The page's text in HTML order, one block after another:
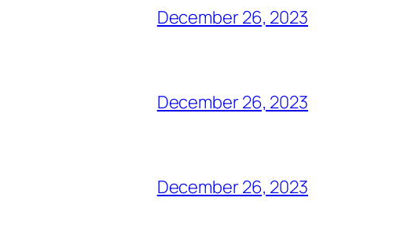
December 26, 2023
December 26, 2023
December 26, 2023